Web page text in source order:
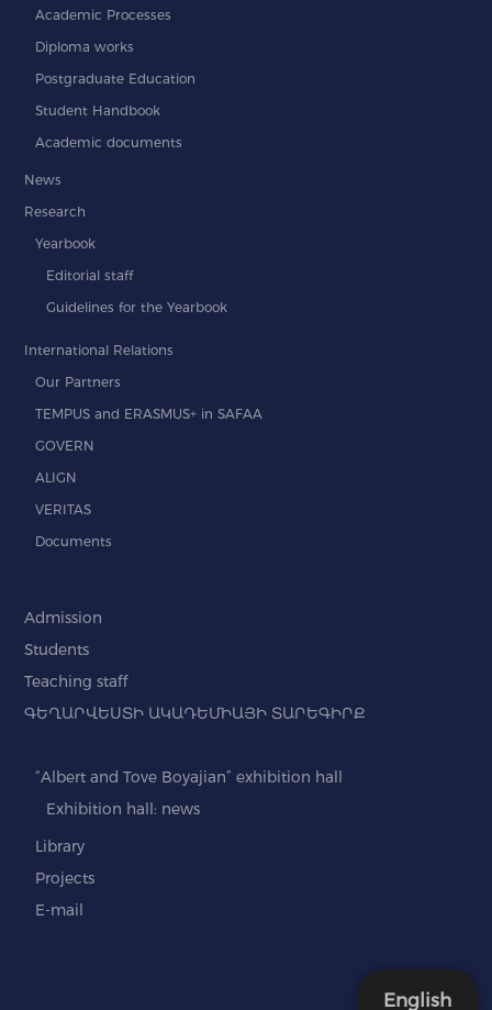
Academic Processes
Diploma works
Postgraduate Education
Student Handbook
Academic documents
News
Research
Yearbook
Editorial staff
Guidelines for the Yearbook
International Relations
Our Partners
TEMPUS and ERASMUS+ in SAFAA
GOVERN
ALIGN
VERITAS
Documents
Admission
Students
Teaching staff
ԳԵՂԱՐՎԵՍՏԻ ԱԿԱԴԵՄԻԱՅԻ ՏԱՐԵԳԻՐՔ
“Albert and Tove Boyajian” exhibition hall
Exhibition hall: news
Library
Projects
E-mail
English